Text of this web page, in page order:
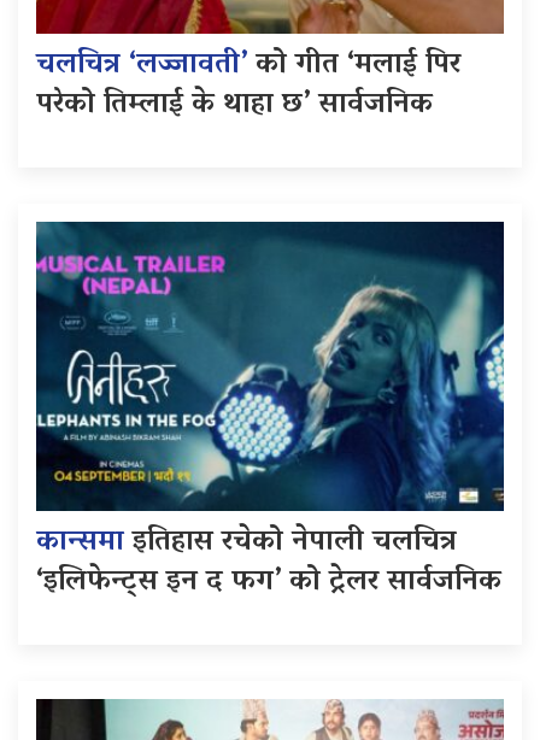
चलचित्र ‘लज्जावती’को गीत ‘मलाई पिर
परेको तिम्लाई के थाहा छ’ सार्वजनिक
कान्समाइतिहास रचेको नेपाली चलचित्र
‘इलिफेन्ट्स इन द फग’ को ट्रेलर सार्वजनिक